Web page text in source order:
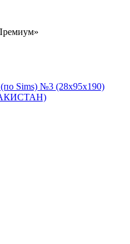
Sims) №3 (28х95х190)